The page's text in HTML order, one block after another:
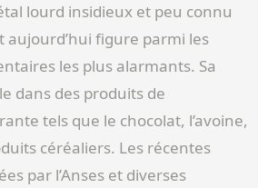
lourd insidieux et peu connu
aujourd’hui figure parmi les
les plus alarmants. Sa
dans des produits de
tels que le chocolat, l’avoine,
céréaliers. Les récentes
par l’Anses et diverses